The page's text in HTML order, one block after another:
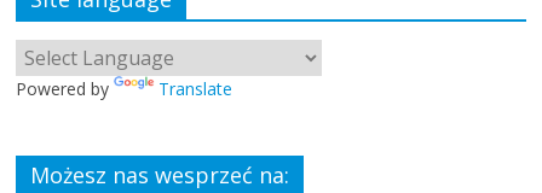
Powered by Translate
Możesz nas wesprzeć na: